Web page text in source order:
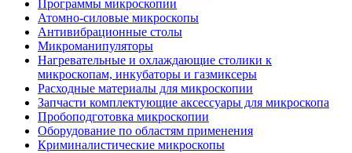
Программы микроскопии
Атомно-силовые микроскопы
Антивибрационные столы
Микроманипуляторы
Нагревательные и охлаждающие столики к
микроскопам, инкубаторы и газмиксеры
Расходные материалы для микроскопии
Запчасти комплектующие аксессуары для микроскопа
Пробоподготовка микроскопии
Оборудование по областям применения
Криминалистические микроскопы